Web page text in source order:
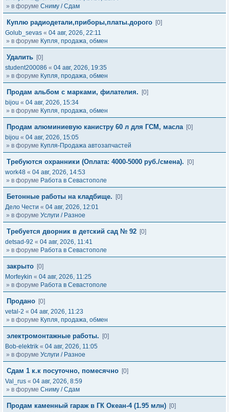
» в форуме Сниму / Сдам
Куплю радиодетали,приборы,платы.дорого [0]
Golub_sevas « 04 авг, 2026, 22:11
» в форуме Купля, продажа, обмен
Удалить [0]
student200086 « 04 авг, 2026, 19:35
» в форуме Купля, продажа, обмен
Продам альбом с марками, филателия.
[0]
bijou « 04 авг, 2026, 15:34
» в форуме Купля, продажа, обмен
Продам алюминиевую канистру 60 л для ГСМ, масла [0]
bijou « 04 авг, 2026, 15:05
» в форуме Купля-Продажа автозапчастей
Требуются охранники (Оплата: 4000-5000 руб./смена).
[0]
work48 « 04 авг, 2026, 14:53
» в форуме Работа в Севастополе
Бетонные работы на кладбище.
[0]
Дело Чести « 04 авг, 2026, 12:01
» в форуме Услуги / Разное
Требуется дворник в детский сад № 92 [0]
detsad-92 « 04 авг, 2026, 11:41
» в форуме Работа в Севастополе
закрыто [0]
Morfeykin « 04 авг, 2026, 11:25
» в форуме Работа в Севастополе
Продано [0]
vetal-2 « 04 авг, 2026, 11:23
» в форуме Купля, продажа, обмен
электромонтажные работы.
[0]
Bob-elektrik « 04 авг, 2026, 11:05
» в форуме Услуги / Разное
Сдам 1 к.к посуточно, помесячно [0]
Val_rus « 04 авг, 2026, 8:59
» в форуме Сниму / Сдам
Продам каменный гараж в ГК Океан-4 (1.95 млн) [0]